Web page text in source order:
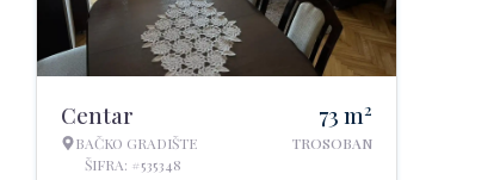
Centar
BAČKO GRADIŠTE
ŠIFRA: #535348
73 m2
TROSOBAN